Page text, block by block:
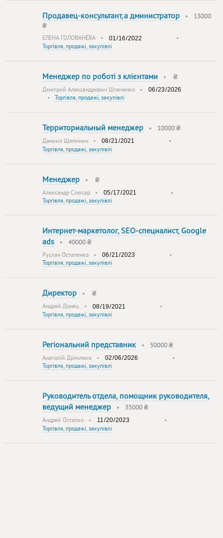
Продавец-консультант,а дминистратор • 13000
₴
ЕЛЕНА ГОЛОВАНЁВА •
•
Торгівля, продажі, закупівлі
Менеджер по роботі з клієнтами • ₴
Дмитрий Александрович Шпаченко •
•
Торгівля, продажі, закупівлі
Территориальный менеджер • 10000 ₴
Даниил Щепинин •
•
Торгівля, продажі, закупівлі
Менеджер • ₴
Александр Слюсар •
•
Торгівля, продажі, закупівлі
Интернет-маркетолог, SEO-специалист, Google
ads • 40000 ₴
Руслан Остапенко •
•
Торгівля, продажі, закупівлі
Директор • ₴
Андрей Донец •
•
Торгівля, продажі, закупівлі
Регіональний представник • 50000 ₴
Анатолій Дрімлюга •
•
Торгівля, продажі, закупівлі
Руководитель отдела, помощник руководителя,
ведущий менеджер • 35000 ₴
Андрей Остапко •
•
Торгівля, продажі, закупівлі